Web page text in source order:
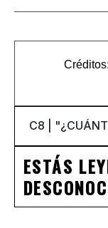
ESTÁS